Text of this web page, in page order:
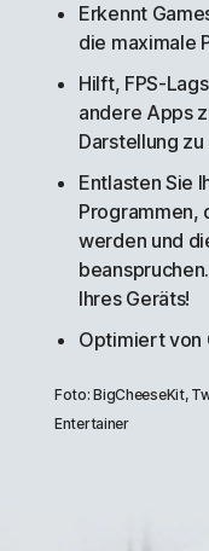
Erkennt
die maximale
Hilft, FPS-
andere Apps
Darstellung
Entlasten Sie
Programmen,
werden und
Ihres Geräts!
Optimiert von
Foto: BigCheeseKit,
Entertainer